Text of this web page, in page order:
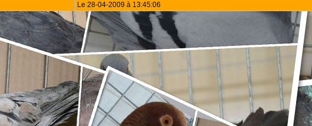
Le 28-04-2009 à 13:45:06